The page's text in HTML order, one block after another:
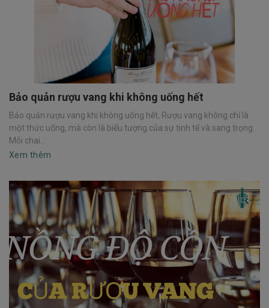
Bảo quản rượu vang khi không uống hết
Bảo quản rượu vang khi không uống hết, Rượu vang không chỉ là
một thức uống, mà còn là biểu tượng của sự tinh tế và sang trọng.
Mỗi chai...
Xem thêm